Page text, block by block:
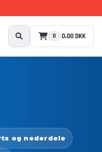
0 0,00 DKK
og nederdele